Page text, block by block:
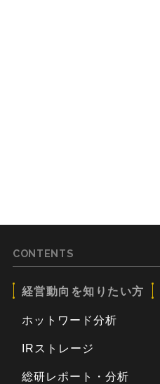
CONTENTS
経営動向を知りたい方
ホットワード分析
IRストレージ
総研レポート・分析